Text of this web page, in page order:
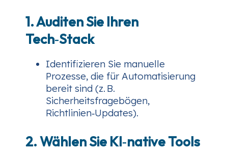
1. Auditen Sie Ihren
Tech‑Stack
Identifizieren Sie manuelle
Prozesse, die für Automatisierung
bereit sind (z. B.
Sicherheitsfragebögen,
Richtlinien‑Updates).
2. Wählen Sie KI‑native Tools